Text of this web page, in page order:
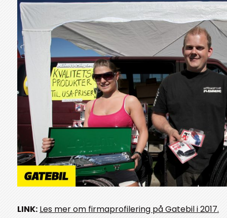
LINK: Les mer om firmaprofilering på Gatebil i 2017.